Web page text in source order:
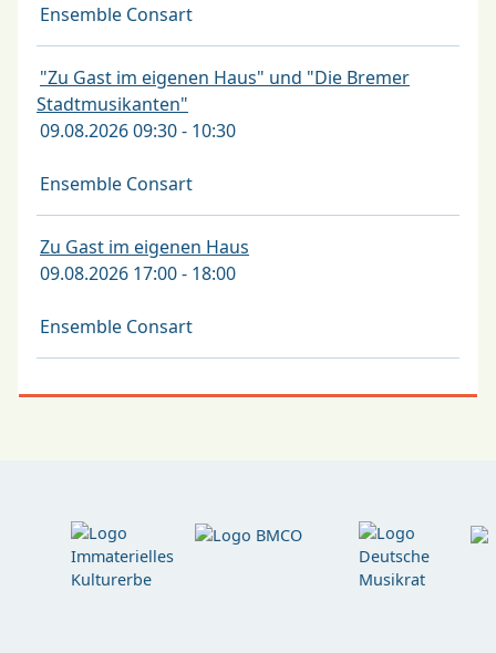
Ensemble Consart
"Zu Gast im eigenen Haus" und "Die Bremer
Stadtmusikanten"
09.08.2026 09:30 - 10:30
Ensemble Consart
Zu Gast im eigenen Haus
09.08.2026 17:00 - 18:00
Ensemble Consart